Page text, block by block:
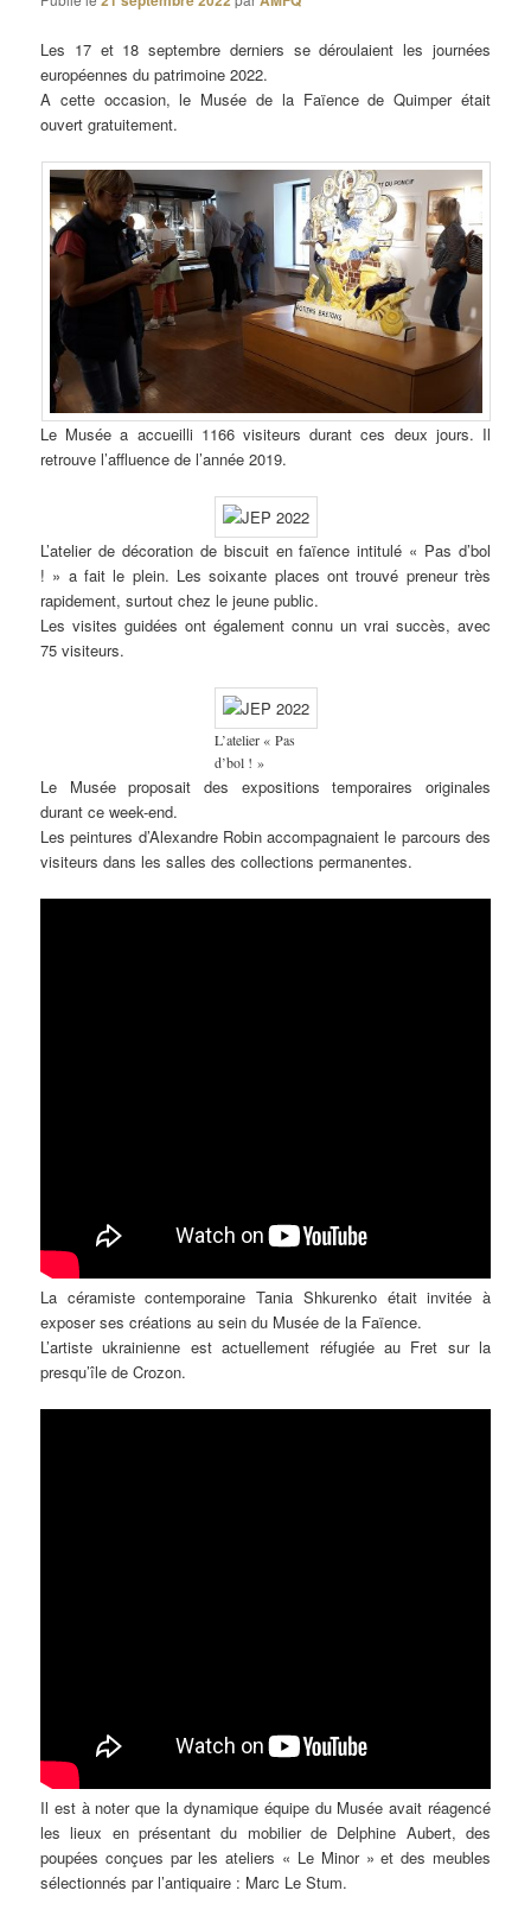
Les 17 et 18 septembre derniers se déroulaient les journées
européennes du patrimoine 2022.
A cette occasion, le Musée de la Faïence de Quimper était
ouvert gratuitement.
Le Musée a accueilli 1166 visiteurs durant ces deux jours. Il
retrouve l’affluence de l’année 2019.
L’atelier de décoration de biscuit en faïence intitulé « Pas d’bol
! » a fait le plein. Les soixante places ont trouvé preneur très
rapidement, surtout chez le jeune public.
Les visites guidées ont également connu un vrai succès, avec
75 visiteurs.
L’atelier « Pas
d’bol ! »
Le Musée proposait des expositions temporaires originales
durant ce week-end.
Les peintures d’Alexandre Robin accompagnaient le parcours des
visiteurs dans les salles des collections permanentes.
La céramiste contemporaine Tania Shkurenko était invitée à
exposer ses créations au sein du Musée de la Faïence.
L’artiste ukrainienne est actuellement réfugiée au Fret sur la
presqu’île de Crozon.
Il est à noter que la dynamique équipe du Musée avait réagencé
les lieux en présentant du mobilier de Delphine Aubert, des
poupées conçues par les ateliers « Le Minor » et des meubles
sélectionnés par l’antiquaire : Marc Le Stum.